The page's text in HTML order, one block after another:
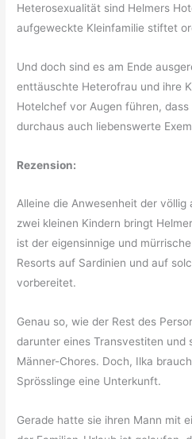
Heterosexualität sind Helmers
aufgeweckte Kleinfamilie stiftet
Und doch sind es am Ende
enttäuschte Heterofrau und ihre
Hotelchef vor Augen führen,
durchaus auch liebenswerte
Rezension:
Alleine die Anwesenheit der
zwei kleinen Kindern bringt
ist der eigensinnige und
Resorts auf Sardinien und auf
vorbereitet.
Genau so, wie der Rest des
darunter eines Transvestiten und
Männer-Chores. Doch, Ilka
Sprösslinge eine Unterkunft.
Gerade hatte sie ihren Mann mit